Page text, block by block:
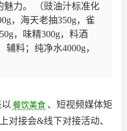
魅力。 （豉油汁标准化
，海天老抽350g，雀
，味精300g，料酒
辅料；纯净水4000g，
餐饮美食 、短视频媒体矩
对接会&线下对接活动、